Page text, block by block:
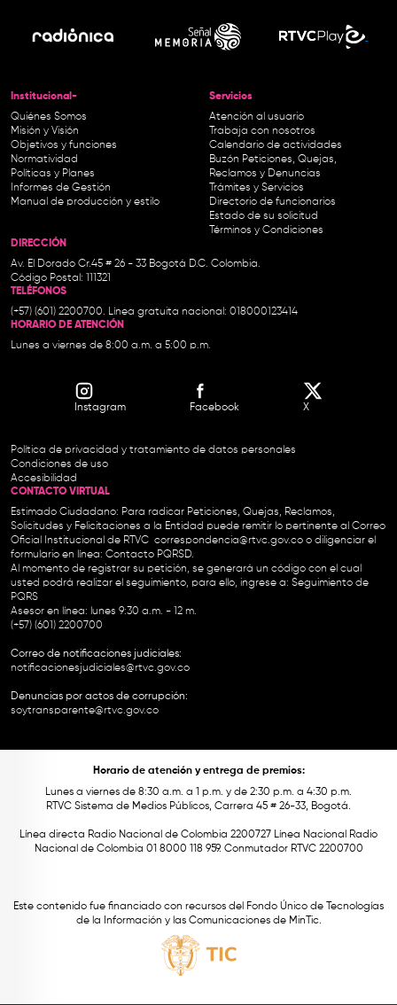
Institucional-
Quiénes Somos
Misión y Visión
Objetivos y funciones
Normatividad
Políticas y Planes
Informes de Gestión
Manual de producción y estilo
Servicios
Atención al usuario
Trabaja con nosotros
Calendario de actividades
Buzón Peticiones, Quejas,
Reclamos y Denuncias
Trámites y Servicios
Directorio de funcionarios
Estado de su solicitud
Términos y Condiciones
DIRECCIÓN
Av. El Dorado Cr.45 # 26 - 33 Bogotá D.C. Colombia.
Código Postal: 111321
TELÉFONOS
(+57) (601) 2200700. Línea gratuita nacional: 018000123414
HORARIO DE ATENCIÓN
Lunes a viernes de 8:00 a.m. a 5:00 p.m.
Instagram Facebook X
Política de privacidad y tratamiento de datos personales
Condiciones de uso
Accesibilidad
CONTACTO VIRTUAL
Estimado Ciudadano: Para radicar Peticiones, Quejas, Reclamos,
Solicitudes y Felicitaciones a la Entidad puede remitir lo pertinente al Correo
Oficial Institucional de RTVC correspondencia@rtvc.gov.co o diligenciar el
formulario en línea: Contacto PQRSD.
Al momento de registrar su petición, se generará un código con el cual
usted podrá realizar el seguimiento, para ello, ingrese a: Seguimiento de
PQRS
Asesor en línea: lunes 9:30 a.m. - 12 m.
(+57) (601) 2200700
Correo de notificaciones judiciales:
notificacionesjudiciales@rtvc.gov.co
Denuncias por actos de corrupción:
soytransparente@rtvc.gov.co
Horario de atención y entrega de premios:
Lunes a viernes de 8:30 a.m. a 1 p.m. y de 2:30 p.m. a 4:30 p.m.
RTVC Sistema de Medios Públicos, Carrera 45 # 26-33, Bogotá.
Línea directa Radio Nacional de Colombia 2200727 Línea Nacional Radio
Nacional de Colombia 01 8000 118 959. Conmutador RTVC 2200700
Este contenido fue financiado con recursos del Fondo Único de Tecnologías
de la Información y las Comunicaciones de MinTic.